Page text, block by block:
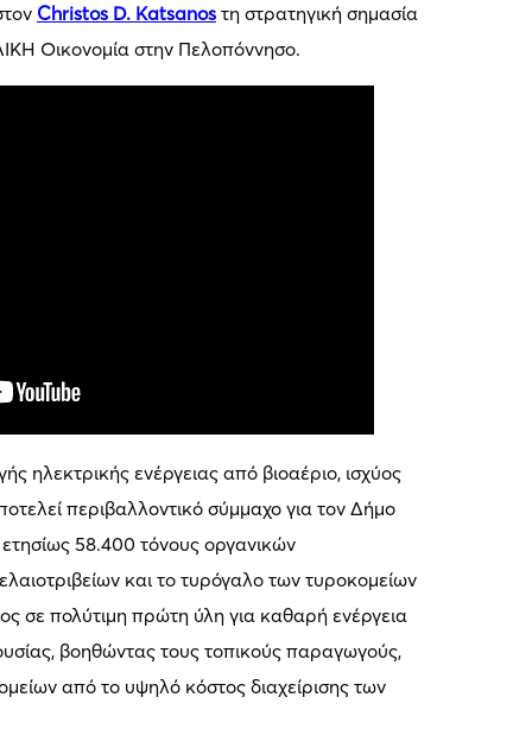
Christos D. Katsanos τη στρατηγική σημασία
Οικονομία στην Πελοπόννησο.
ενέργειας από βιοαέριο, ισχύος
περιβαλλοντικό σύμμαχο για τον Δήμο
58.400 τόνους οργανικών
και το τυρόγαλο των τυροκομείων
σε πολύτιμη πρώτη ύλη για καθαρή ενέργεια
βοηθώντας τους τοπικούς παραγωγούς,
από το υψηλό κόστος διαχείρισης των